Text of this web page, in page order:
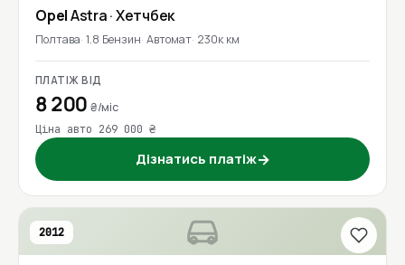
OpelAstra· Хетчбек
Полтава 1.8 Бензин Автомат 230к км
ПЛАТІЖ ВІД
8 200₴/міс
Ціна авто 269 000 ₴
Дізнатись платіж→
2012